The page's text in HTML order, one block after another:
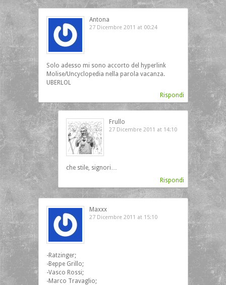
Antona
27 Dicembre 2011 at 00:24
Solo adesso mi sono accorto del hyperlink
Molise/Uncyclopedia nella parola vacanza.
UBERLOL
Rispondi
Frullo
27 Dicembre 2011 at 14:10
che stile, signori…
Rispondi
Maxxx
27 Dicembre 2011 at 15:10
-Ratzinger;
-Beppe Grillo;
-Vasco Rossi;
-Marco Travaglio;